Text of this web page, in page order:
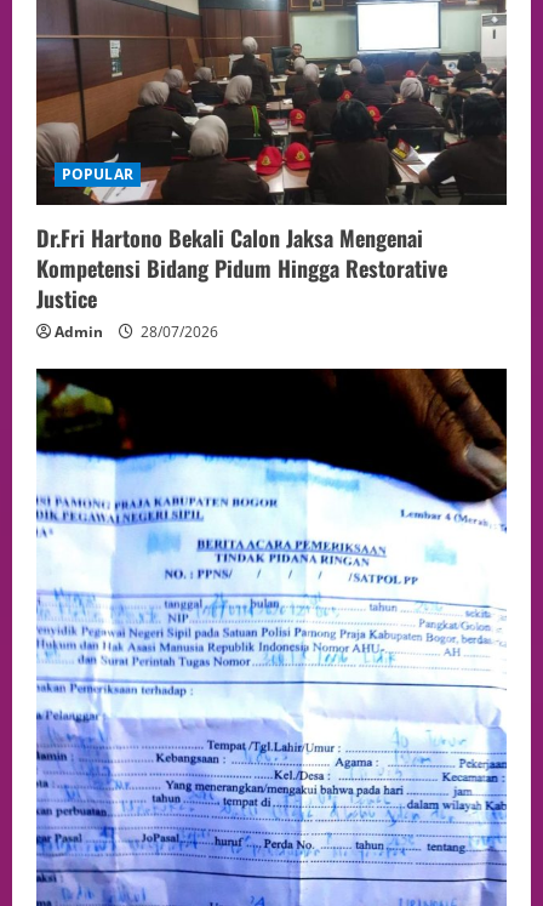
POPULAR
Dr.Fri Hartono Bekali Calon Jaksa Mengenai
Kompetensi Bidang Pidum Hingga Restorative
Justice
Admin 28/07/2026